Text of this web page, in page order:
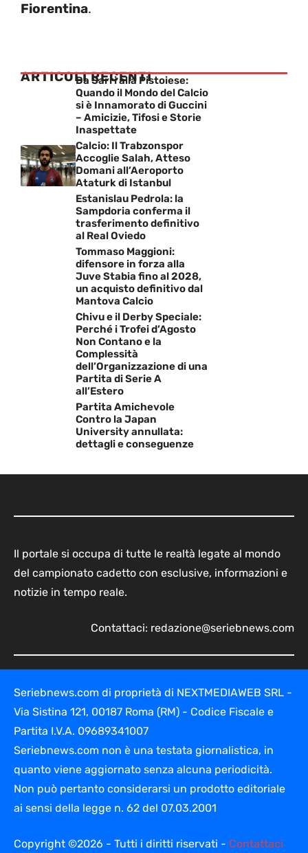
Fiorentina.
ARTICOLI RECENTI
Da Sarri alla Pistoiese:
Quando il Mondo del Calcio
si è Innamorato di Guccini
– Amicizie, Tifosi e Storie
Inaspettate
Calcio: Il Trabzonspor
Accoglie Salah, Atteso
Domani all’Aeroporto
Ataturk di Istanbul
Estanislau Pedrola: la
Sampdoria conferma il
trasferimento definitivo
al Real Oviedo
Tommaso Maggioni:
difensore in forza alla
Juve Stabia fino al 2028,
un acquisto definitivo dal
Mantova Calcio
Chivu e il Derby Speciale:
Perché i Trofei d’Agosto
Non Contano e la
Complessità
dell’Organizzazione di una
Partita di Serie A
all’Estero
Partita Amichevole
Contro la Japan
University annullata:
dettagli e conseguenze
Il portale si occupa di tutte le realtà legate al mondo
del campionato cadetto con esclusive, informazioni e
notizie in tempo reale.
Contattaci: redazione@seriebnews.com
Seriebnews.com di proprietà di NEXTMEDIAWEB SRL -
Via Sistina 121, 00187 Roma (RM) - Codice Fiscale e
Partita I.V.A. 09689341007
Seriebnews.com non è una testata giornalistica, in
quanto viene aggiornato senza alcuna periodicità.
Non può pertanto considerarsi un prodotto editoriale
ai sensi della legge n. 62 del 07.03.2001
Copyright ©2026 - Tutti i diritti riservati - Contattaci